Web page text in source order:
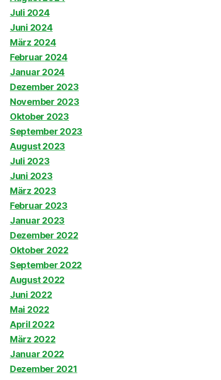
Juli 2024
Juni 2024
März 2024
Februar 2024
Januar 2024
Dezember 2023
November 2023
Oktober 2023
September 2023
August 2023
Juli 2023
Juni 2023
März 2023
Februar 2023
Januar 2023
Dezember 2022
Oktober 2022
September 2022
August 2022
Juni 2022
Mai 2022
April 2022
März 2022
Januar 2022
Dezember 2021